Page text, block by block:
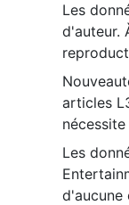
Les
d'auteur.
articles
Les
d'aucune